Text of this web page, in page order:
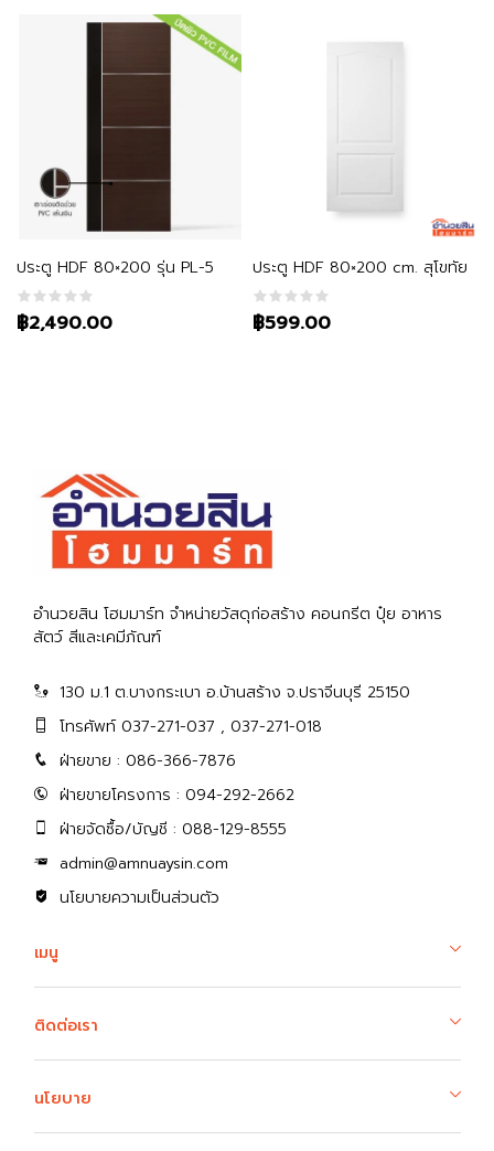
ประตู HDF 80×200 รุ่น PL-5
฿2,490.00
หยิบใส่ตะกร้า ประตู HDF 80×200 cm. สุโขทัย
฿599.00
หยิบใส่ตะกร้า
อำนวยสิน โฮมมาร์ท จำหน่ายวัสดุก่อสร้าง คอนกรีต ปุ๋ย อาหาร
สัตว์ สีและเคมีภัณฑ์
130 ม.1 ต.บางกระเบา อ.บ้านสร้าง จ.ปราจีนบุรี 25150
โทรศัพท์ 037-271-037 , 037-271-018
ฝ่ายขาย : 086-366-7876
ฝ่ายขายโครงการ : 094-292-2662
ฝ่ายจัดซื้อ/บัญชี : 088-129-8555
admin@amnuaysin.com
นโยบายความเป็นส่วนตัว
เมนู
ติดต่อเรา
นโยบาย